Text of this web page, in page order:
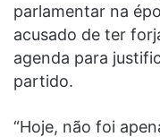
parlamentar na
acusado de ter
agenda para
partido.
“Hoje, não foi